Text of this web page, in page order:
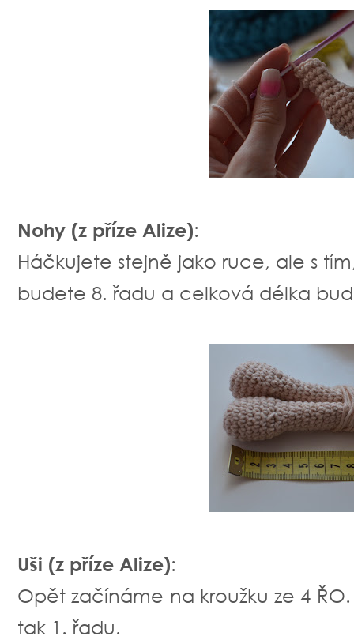
Nohy (z příze Alize):
Háčkujete stejně jako ruce, ale s
budete 8. řadu a celková délka
Uši (z příze Alize):
Opět začínáme na kroužku ze 4
tak 1. řadu.